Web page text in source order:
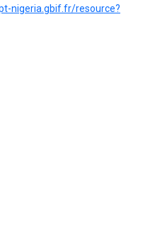
nigeria.gbif.fr/resource?